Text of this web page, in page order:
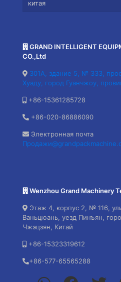
китая
GRAND INTELLIGENT
CO.,Ltd
301A, здание 5, № 333,
Хуаду, город Гуанчжоу,
+86-15361285728
+86-020-86886090
Электронная почта
Wenzhou Grand Machinery
Этаж 4, корпус 2, № 116,
Ваньцюань, уезд Пинъян,
Чжэцзян, Китай
+86-15323319612
+86-577-65565288